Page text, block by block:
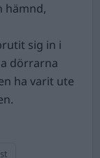
hämnd,
sig in i
dörrarna
ha varit ute